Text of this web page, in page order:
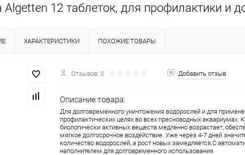
Algetten 12 таблеток, для профилактики и
ХАРАКТЕРИСТИКИ ПОХОЖИЕ ТОВАРЫ
Отзывов: 0 Добавить отзыв
Описание товара:
Для долговременного уничтожения водорослей и для
профилактических целях во всех пресноводных аквариумах.
биологически активных веществ медленно возрастает,
мягкое долгосрочное воздействие. Уже через 4-7 дней
количество водорослей, а рост новых замедляется.С
наполнителем для долговременного использования